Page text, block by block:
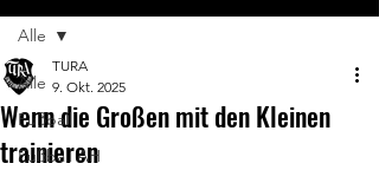
Alle
Fußball
Fußball AH
Alle
Wenn die Großen mit den Kleinen
trainieren
TURA
9. Okt. 2025